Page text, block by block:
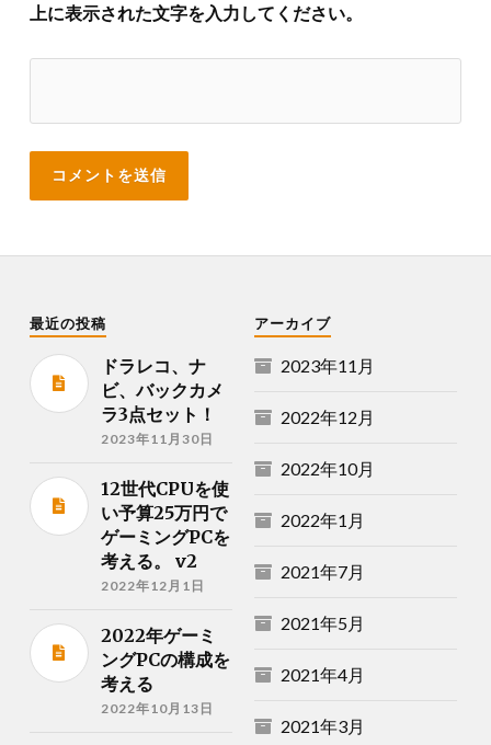
上に表示された文字を入力してください。
最近の投稿
ドラレコ、ナ
ビ、バックカメ
ラ3点セット！
2023年11月30日
12世代CPUを使
い予算25万円で
ゲーミングPCを
考える。 v2
2022年12月1日
2022年ゲーミ
ングPCの構成を
考える
2022年10月13日
アーカイブ
2023年11月
2022年12月
2022年10月
2022年1月
2021年7月
2021年5月
2021年4月
2021年3月